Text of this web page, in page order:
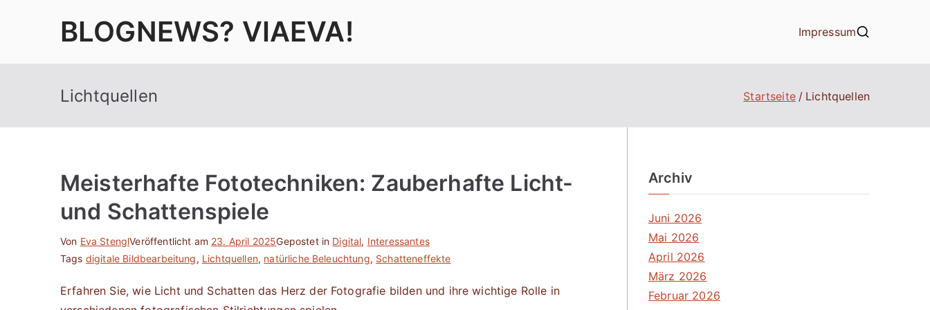
BLOGNEWS? VIAEVA! Impressum
Lichtquellen Startseite Lichtquellen
Meisterhafte Fototechniken: Zauberhafte Licht-
und Schattenspiele
Von Eva StenglVeröffentlicht am 23. April 2025Gepostet in Digital, Interessantes
Tags digitale Bildbearbeitung, Lichtquellen, natürliche Beleuchtung, Schatteneffekte
Erfahren Sie, wie Licht und Schatten das Herz der Fotografie bilden und ihre wichtige Rolle in
Archiv
Juni 2026
Mai 2026
April 2026
März 2026
Februar 2026